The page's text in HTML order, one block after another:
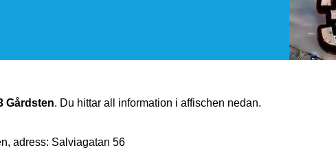
Gårdsten. Du hittar all information i affischen nedan.
adress: Salviagatan 56